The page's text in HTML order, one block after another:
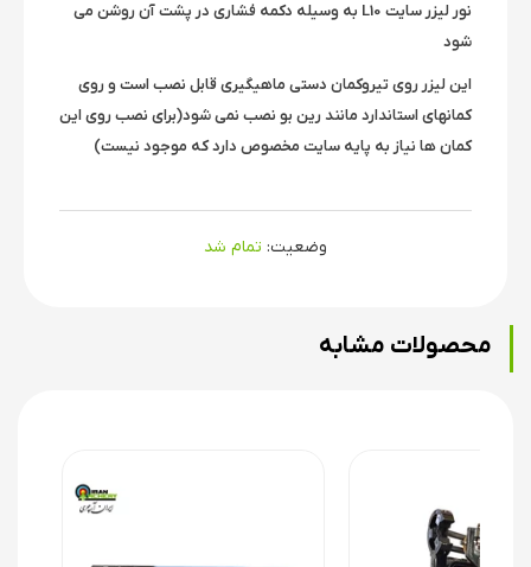
نور لیزر سایت L10 به وسیله دکمه فشاری در پشت آن روشن می
شود
این لیزر روی تیروکمان دستی ماهیگیری قابل نصب است و روی
کمانهای استاندارد مانند رین بو نصب نمی شود(برای نصب روی این
کمان ها نیاز به پایه سایت مخصوص دارد که موجود نیست)
وضعیت: تمام شد
محصولات مشابه